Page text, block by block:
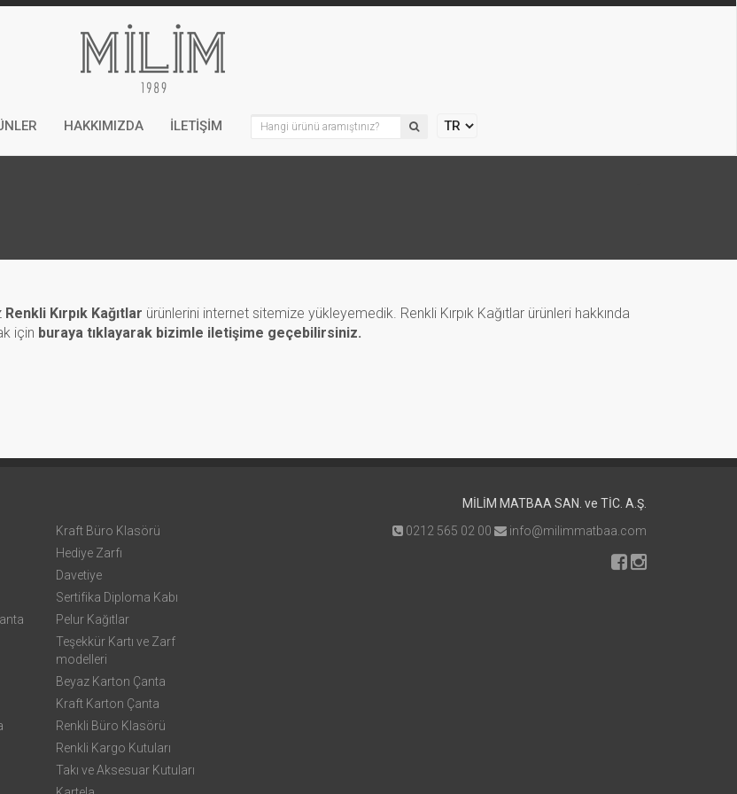
HAKKIMIZDA İLETİŞİM
Renkli Kırpık Kağıtlar ürünlerini internet sitemize yükleyemedik. Renkli Kırpık Kağıtlar ürünleri hakkında
için buraya tıklayarak bizimle iletişime geçebilirsiniz.
Kraft Büro Klasörü
Hediye Zarfı
Davetiye
Sertifika Diploma Kabı
Pelur Kağıtlar
Teşekkür Kartı ve Zarf
modelleri
Beyaz Karton Çanta
Kraft Karton Çanta
Renkli Büro Klasörü
Renkli Kargo Kutuları
Takı ve Aksesuar Kutuları
MİLİM MATBAA SAN. ve TİC. A.Ş.
0212 565 02 00
info@milimmatbaa.com